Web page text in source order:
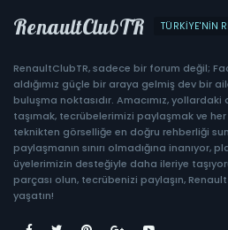
RenaultClubTR TÜRKIYE'NIN
RenaultClubTR, sadece bir forum değil;
aldığımız güçle bir araya gelmiş dev bir
buluşma noktasıdır. Amacımız,
taşımak, tecrübelerimizi paylaşmak ve her
teknikten görselliğe en doğru rehberliği
paylaşmanın sınırı olmadığına inanıyor,
üyelerimizin desteğiyle daha ileriye
parçası olun, tecrübenizi paylaşın,
yaşatın!